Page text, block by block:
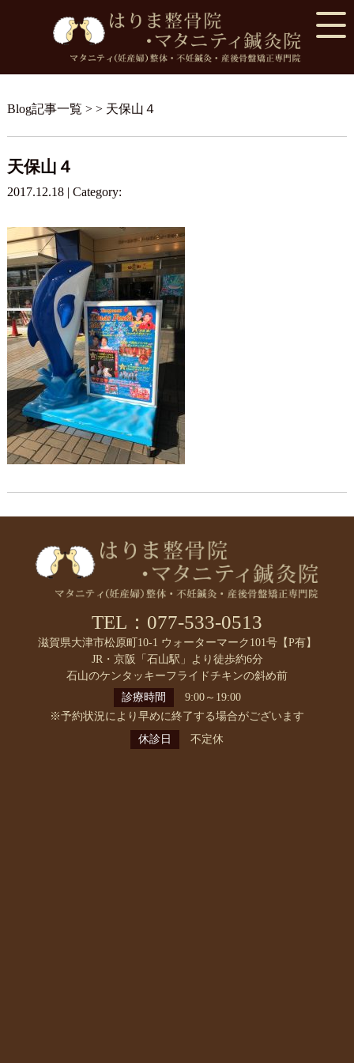
Blog記事一覧 > > 天保山４
天保山４
2017.12.18 | Category:
TEL：077-533-0513
滋賀県大津市松原町10-1 ウォーターマーク101号【P有】
JR・京阪「石山駅」より徒歩約6分
石山のケンタッキーフライドチキンの斜め前
診療時間
9:00～19:00
※予約状況により早めに終了する場合がございます
休診日
不定休